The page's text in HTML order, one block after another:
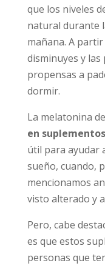
que los niveles
natural durante
mañana. A
disminuyes y
propensas a
dormir.
La melatonina
en
útil para ayudar
sueño, cuando,
mencionamos
visto alterado y
Pero, cabe
es que estos
personas que